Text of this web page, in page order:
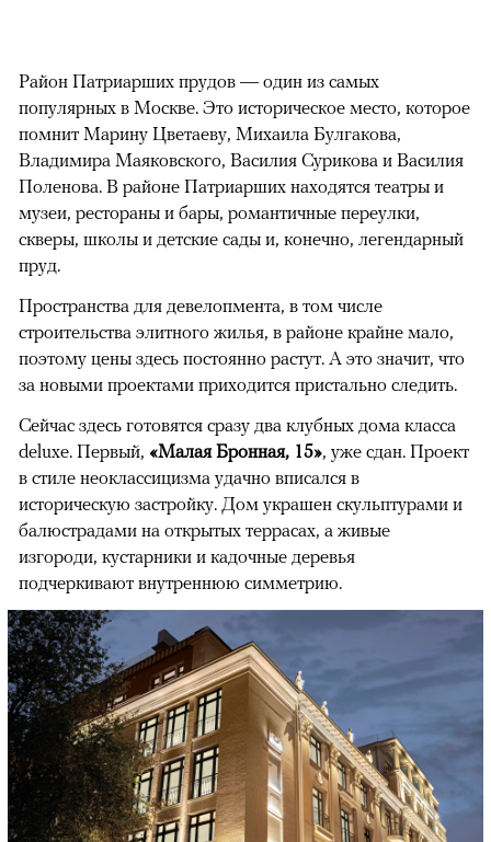
Район Патриарших прудов — один из самых
популярных в Москве. Это историческое место, которое
помнит Марину Цветаеву, Михаила Булгакова,
Владимира Маяковского, Василия Сурикова и Василия
Поленова. В районе Патриарших находятся театры и
музеи, рестораны и бары, романтичные переулки,
скверы, школы и детские сады и, конечно, легендарный
пруд.
Пространства для девелопмента, в том числе
строительства элитного жилья, в районе крайне мало,
поэтому цены здесь постоянно растут. А это значит, что
за новыми проектами приходится пристально следить.
Сейчас здесь готовятся сразу два клубных дома класса
deluxe. Первый, «Малая Бронная, 15», уже сдан. Проект
в стиле неоклассицизма удачно вписался в
историческую застройку. Дом украшен скульптурами и
балюстрадами на открытых террасах, а живые
изгороди, кустарники и кадочные деревья
подчеркивают внутреннюю симметрию.